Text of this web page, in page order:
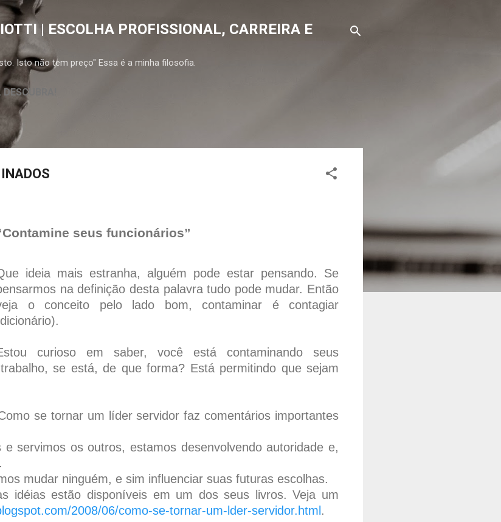
Pular para o conteúdo principal
| ESCOLHA PROFISSIONAL, CARREIRA E
Isto não tem preço" Essa é a minha filosofia.
seus funcionários”
ideia mais estranha, alguém pode estar pensando. Se
na definição desta palavra tudo pode mudar. Então
o conceito pelo lado bom, contaminar é contagiar
curioso em saber, você está contaminando seus
se está, de que forma? Está permitindo que sejam
se tornar um líder servidor faz comentários importantes
servimos os outros, estamos desenvolvendo autoridade e,
mudar ninguém, e sim influenciar suas futuras escolhas.
idéias estão disponíveis em um dos seus livros. Veja um
2008/06/como-se-tornar-um-lder-servidor.html.